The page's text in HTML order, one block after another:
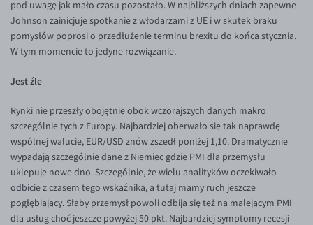
JPY/PLN
NZD/PLN
RON/PLN
ZAR/PLN
EUR/USD
EUR/GBP
EUR/CHF
EUR/CZK
Przelewy zagraniczne
Słowniczek
pod uwagę jak mało czasu pozostało. W najbliższych dniach zapewne
Johnson zainicjuje spotkanie z włodarzami z UE i w skutek braku
pomysłów poprosi o przedłużenie terminu brexitu do końca stycznia.
W tym momencie to jedyne rozwiązanie.
Jest źle
Rynki nie przeszły obojętnie obok wczorajszych danych makro
szczególnie tych z Europy. Najbardziej oberwało się tak naprawdę
wspólnej walucie, EUR/USD znów zszedł poniżej 1,10. Dramatycznie
wypadają szczególnie dane z Niemiec gdzie PMI dla przemysłu
uklepuje nowe dno. Szczególnie, że wielu analityków oczekiwało
odbicie z czasem tego wskaźnika, a tutaj mamy ruch jeszcze
pogłębiający. Słaby przemysł powoli odbija się też na malejącym PMI
dla usług choć jeszcze powyżej 50 pkt. Najbardziej symptomy recesji